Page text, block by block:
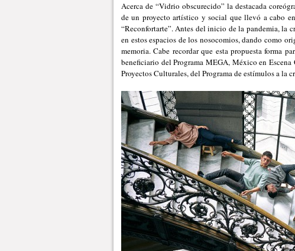
Acerca de “Vidrio obscurecido” la destacada
de un proyecto artístico y social que llevó a cabo
“Reconfortarte”. Antes del inicio de la pandemia, la
en estos espacios de los nosocomios, dando como
memoria. Cabe recordar que esta propuesta forma
beneficiario del Programa MEGA, México en
Proyectos Culturales, del Programa de estímulos a la